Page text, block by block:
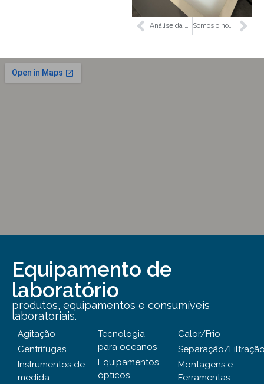
Análise da poluição por metais pesados ​​ao longo do rio Shuimo Somos o novo representante exclusivo para Portugal da prestigiada marca Erre Due
Equipamento de
laboratório
produtos, equipamentos e consumíveis
laboratoriais.
Agitação
Centrífugas
Instrumentos de
medida
Tecnologia
para oceanos
Equipamentos
ópticos
Calor/Frio
Separação/
Montagens e
Ferramentas